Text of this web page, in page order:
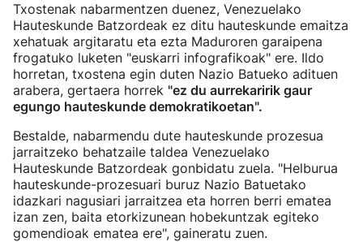
Txostenak nabarmentzen duenez, Venezuelako
Hauteskunde Batzordeak ez ditu hauteskunde emaitza
xehatuak argitaratu eta ezta Maduroren garaipena
frogatuko luketen "euskarri infografikoak" ere. Ildo
horretan, txostena egin duten Nazio Batueko adituen
arabera, gertaera horrek "ez du aurrekaririk gaur
egungo hauteskunde demokratikoetan".
Bestalde, nabarmendu dute hauteskunde prozesua
jarraitzeko behatzaile taldea Venezuelako
Hauteskunde Batzordeak gonbidatu zuela. "Helburua
hauteskunde-prozesuari buruz Nazio Batuetako
idazkari nagusiari jarraitzea eta horren berri ematea
izan zen, baita etorkizunean hobekuntzak egiteko
gomendioak ematea ere", gaineratu zuen.